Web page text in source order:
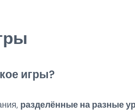
игры?
разделённые на разные